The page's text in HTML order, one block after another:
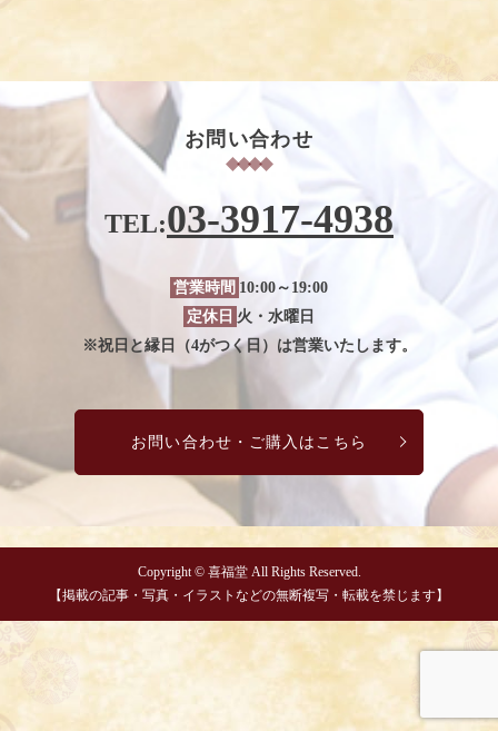
お問い合わせ
TEL:03-3917-4938
営業時間 10:00～19:00
定休日 火・水曜日
※祝日と縁日（4がつく日）は営業いたします。
お問い合わせ・ご購入はこちら
Copyright © 喜福堂 All Rights Reserved.
【掲載の記事・写真・イラストなどの無断複写・転載を禁じます】